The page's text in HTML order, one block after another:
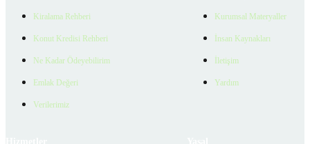
Kiralama Rehberi
Konut Kredisi Rehberi
Ne Kadar Ödeyebilirim
Emlak Değeri
Verilerimiz
Kurumsal Materyaller
İnsan Kaynakları
İletişim
Yardım